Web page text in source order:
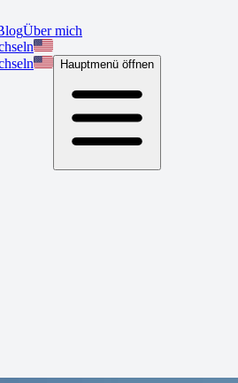
Über mich
Hauptmenü öffnen